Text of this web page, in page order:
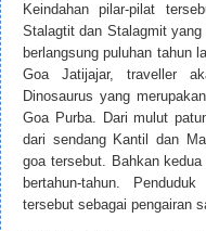
Keindahan pilar-pilat
Stalagtit dan Stalagmit
berlangsung puluhan tahun
Goa Jatijajar, traveller
Dinosaurus yang
Goa Purba. Dari mulut
dari sendang Kantil dan
goa tersebut. Bahkan
bertahun-tahun.
tersebut sebagai pengairan